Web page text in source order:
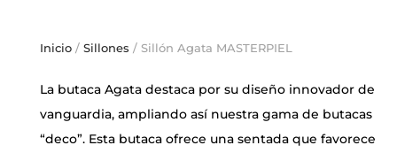
Inicio / Sillones / Sillón Agata MASTERPIEL
La butaca Agata destaca por su diseño innovador de
vanguardia, ampliando así nuestra gama de butacas
“deco”. Esta butaca ofrece una sentada que favorece